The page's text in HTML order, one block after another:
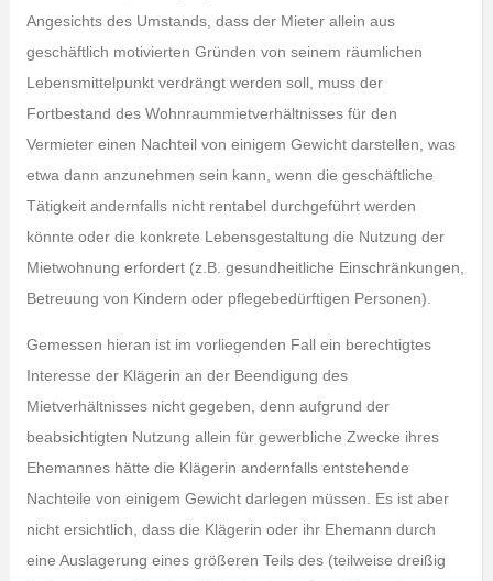
Angesichts des Umstands, dass der Mieter allein aus
geschäftlich motivierten Gründen von seinem räumlichen
Lebensmittelpunkt verdrängt werden soll, muss der
Fortbestand des Wohnraummietverhältnisses für den
Vermieter einen Nachteil von einigem Gewicht darstellen, was
etwa dann anzunehmen sein kann, wenn die geschäftliche
Tätigkeit andernfalls nicht rentabel durchgeführt werden
könnte oder die konkrete Lebensgestaltung die Nutzung der
Mietwohnung erfordert (z.B. gesundheitliche Einschränkungen,
Betreuung von Kindern oder pflegebedürftigen Personen).
Gemessen hieran ist im vorliegenden Fall ein berechtigtes
Interesse der Klägerin an der Beendigung des
Mietverhältnisses nicht gegeben, denn aufgrund der
beabsichtigten Nutzung allein für gewerbliche Zwecke ihres
Ehemannes hätte die Klägerin andernfalls entstehende
Nachteile von einigem Gewicht darlegen müssen. Es ist aber
nicht ersichtlich, dass die Klägerin oder ihr Ehemann durch
eine Auslagerung eines größeren Teils des (teilweise dreißig